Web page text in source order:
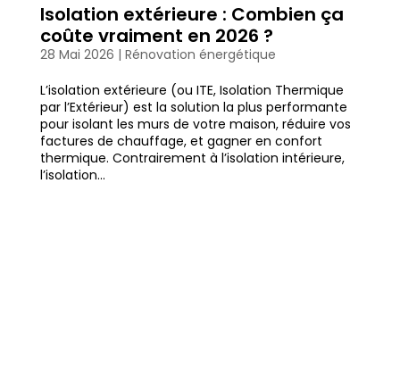
Isolation extérieure : Combien ça
coûte vraiment en 2026 ?
28 Mai 2026 | Rénovation énergétique
L’isolation extérieure (ou ITE, Isolation Thermique
par l’Extérieur) est la solution la plus performante
pour isolant les murs de votre maison, réduire vos
factures de chauffage, et gagner en confort
thermique. Contrairement à l’isolation intérieure,
l’isolation...